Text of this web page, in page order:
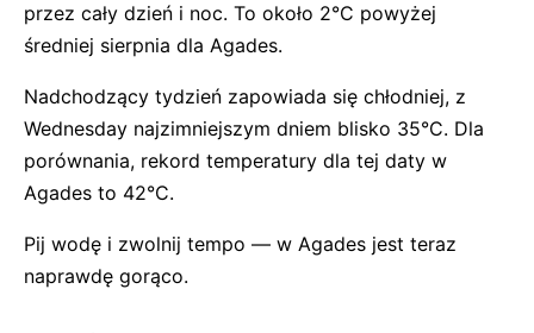
przez cały dzień i noc. To około 2°C powyżej
średniej sierpnia dla Agades.
Nadchodzący tydzień zapowiada się chłodniej, z
Wednesday najzimniejszym dniem blisko 35°C. Dla
porównania, rekord temperatury dla tej daty w
Agades to 42°C.
Pij wodę i zwolnij tempo — w Agades jest teraz
naprawdę gorąco.